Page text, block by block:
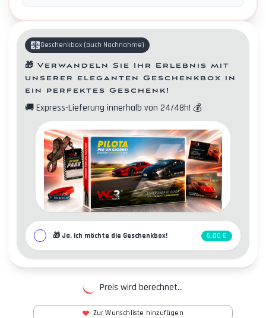
Kontakte
Zur Wunschliste hinzufügen
Preis wird berechnet...
Geschenkbox (auch Nachnahme)
🎁 Verwandeln Sie Ihr Erlebnis mit
unserer eleganten Geschenkbox in
ein perfektes Geschenk!
🚚 Express-Lieferung innerhalb von 24/48h! 💰
🎁 Ja, ich möchte die Geschenkbox! 5,00 €